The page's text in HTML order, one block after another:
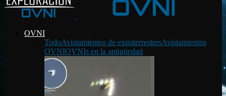
OVNI
TodoAvistamientos de extraterrestresAvistamientos
OVNIOVNIs en la antigüedad